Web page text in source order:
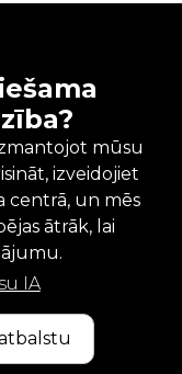
mūsu
izveidojiet
centrā, un mēs
ātrāk, lai